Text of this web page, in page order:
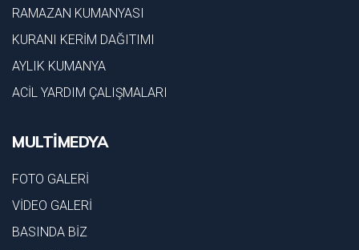
RAMAZAN KUMANYASI
KURANI KERİM DAĞITIMI
AYLIK KUMANYA
ACİL YARDIM ÇALIŞMALARI
MULTİMEDYA
FOTO GALERİ
VİDEO GALERİ
BASINDA BİZ